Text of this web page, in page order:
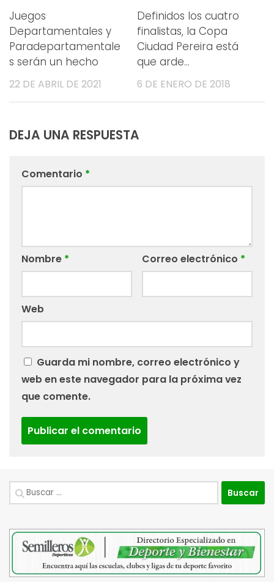
Juegos
Departamentales y
Paradepartamentale
s serán un hecho
22 DE ABRIL DE 2021
Definidos los cuatro
finalistas, la Copa
Ciudad Pereira está
que arde…
6 DE ENERO DE 2018
DEJA UNA RESPUESTA
Comentario *
Nombre * Correo electrónico *
Web
Guarda mi nombre, correo electrónico y
web en este navegador para la próxima vez
que comente.
Buscar: